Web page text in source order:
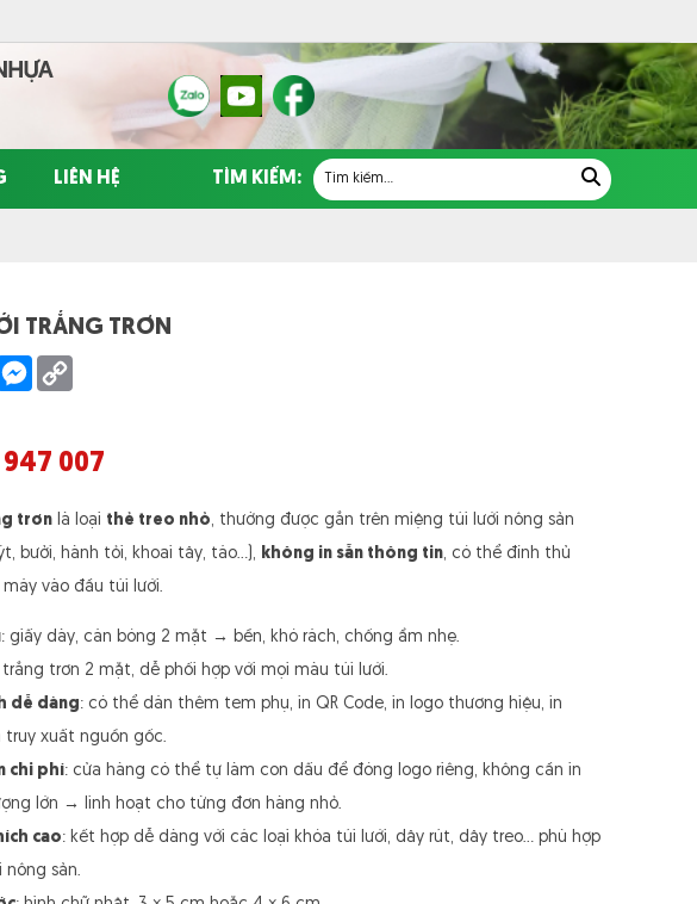
LIÊN HỆ TÌM KIẾM:
TRẮNG TRƠN
Messenger
947 007
trơn là loại thẻ treo nhỏ, thường được gắn trên miệng túi lưới nông sản
bưởi, hành tỏi, khoai tây, táo…), không in sẵn thông tin, có thể đính thủ
vào đầu túi lưới.
: giấy dày, cán bóng 2 mặt → bền, khó rách, chống ẩm nhẹ.
trắng trơn 2 mặt, dễ phối hợp với mọi màu túi lưới.
dễ dàng: có thể dán thêm tem phụ, in QR Code, in logo thương hiệu, in
xuất nguồn gốc.
chi phí: cửa hàng có thể tự làm con dấu để đóng logo riêng, không cần in
lớn → linh hoạt cho từng đơn hàng nhỏ.
cao: kết hợp dễ dàng với các loại khóa túi lưới, dây rút, dây treo… phù hợp
nông sản.